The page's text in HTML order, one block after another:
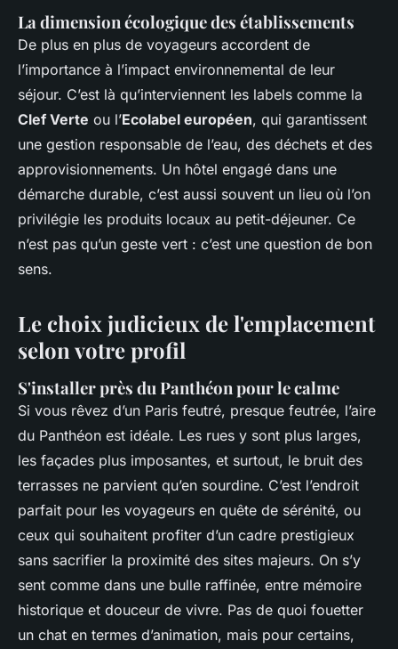
La dimension écologique des établissements
De plus en plus de voyageurs accordent de
l’importance à l’impact environnemental de leur
séjour. C’est là qu’interviennent les labels comme la
Clef Verte ou l’Ecolabel européen, qui garantissent
une gestion responsable de l’eau, des déchets et des
approvisionnements. Un hôtel engagé dans une
démarche durable, c’est aussi souvent un lieu où l’on
privilégie les produits locaux au petit-déjeuner. Ce
n’est pas qu’un geste vert : c’est une question de bon
sens.
Le choix judicieux de l'emplacement
selon votre profil
S'installer près du Panthéon pour le calme
Si vous rêvez d’un Paris feutré, presque feutrée, l’aire
du Panthéon est idéale. Les rues y sont plus larges,
les façades plus imposantes, et surtout, le bruit des
terrasses ne parvient qu’en sourdine. C’est l’endroit
parfait pour les voyageurs en quête de sérénité, ou
ceux qui souhaitent profiter d’un cadre prestigieux
sans sacrifier la proximité des sites majeurs. On s’y
sent comme dans une bulle raffinée, entre mémoire
historique et douceur de vivre. Pas de quoi fouetter
un chat en termes d’animation, mais pour certains,